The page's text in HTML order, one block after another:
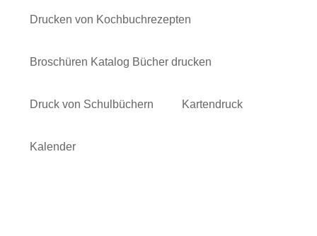
Drucken von Kochbuchrezepten
Broschüren Katalog Bücher drucken
Druck von Schulbüchern Kartendruck
Kalender